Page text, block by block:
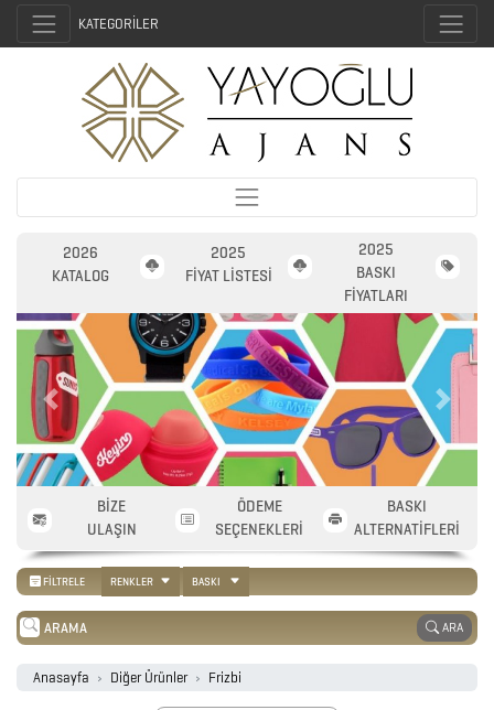
2026
PROMOSYON
AJANDA
2026
PROMOSYON
TAKVİM
ANAHTARLIK
KATEGORİLER
2026
KATALOG
2025
FİYAT LİSTESİ
2025
BASKI
FİYATLARI
Previous Next
BİZE
ULAŞIN
ÖDEME
SEÇENEKLERİ
BASKI
ALTERNATİFLERİ
FİLTRELE RENKLER BASKI
ARA
Anasayfa Diğer Ürünler Frizbi